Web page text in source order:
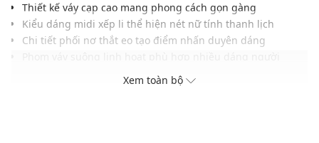
Thiết kế váy cạp cao mang phong cách gọn gàng
Kiểu dáng midi xếp li thể hiện nét nữ tính thanh lịch
Chi tiết phối nơ thắt eo tạo điểm nhấn duyên dáng
Chất liệu vải tổng hợp thoáng mát, dễ chịu khi mặc
Gam màu nhã nhặn phù hợp nhiều kiểu phong cách
Xem toàn bộ